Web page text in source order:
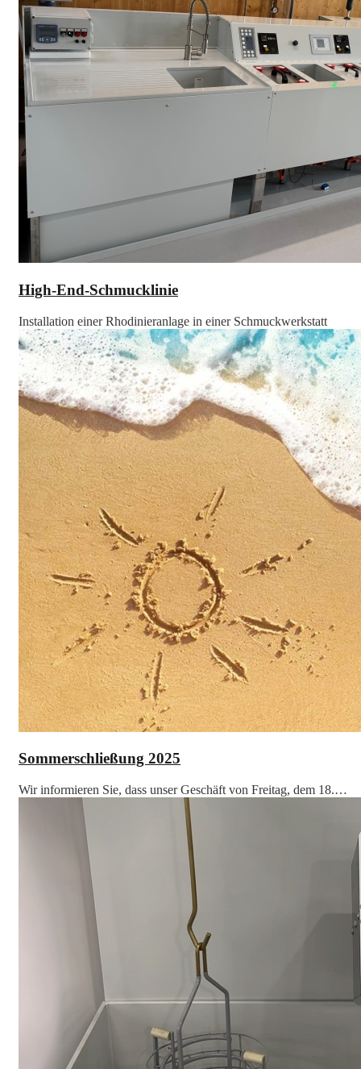
High-End-Schmucklinie
Installation einer Rhodinieranlage in einer Schmuckwerkstatt
Sommerschließung 2025
Wir informieren Sie, dass unser Geschäft von Freitag, dem 18.…